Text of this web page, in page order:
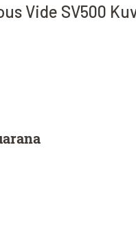
Vide SV500